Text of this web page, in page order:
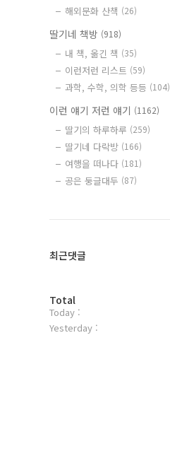
해외문화 산책 (26)
딸기네 책방 (918)
내 책, 옮긴 책 (35)
이런저런 리스트 (59)
과학, 수학, 의학 등등 (104)
이런 얘기 저런 얘기 (1162)
딸기의 하루하루 (259)
딸기네 다락방 (166)
여행을 떠나다 (181)
공은 둥글대두 (87)
최근댓글
방
문
자
Total
Today :
Yesterday :